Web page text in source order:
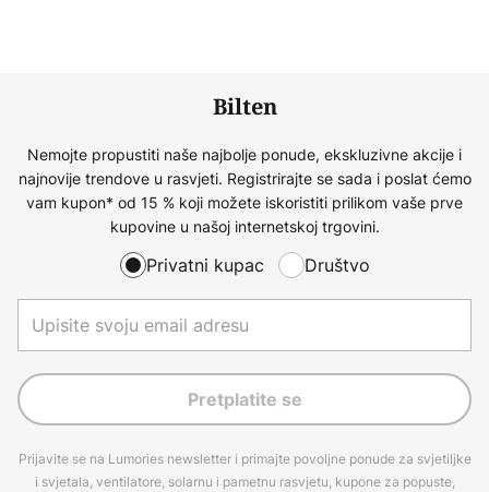
Bilten
Nemojte propustiti naše najbolje ponude, ekskluzivne akcije i
najnovije trendove u rasvjeti. Registrirajte se sada i poslat ćemo
vam kupon* od 15 % koji možete iskoristiti prilikom vaše prve
kupovine u našoj internetskoj trgovini.
Privatni kupac Društvo
Pretplatite se
Prijavite se na Lumories newsletter i primajte povoljne ponude za svjetiljke
i svjetala, ventilatore, solarnu i pametnu rasvjetu, kupone za popuste,